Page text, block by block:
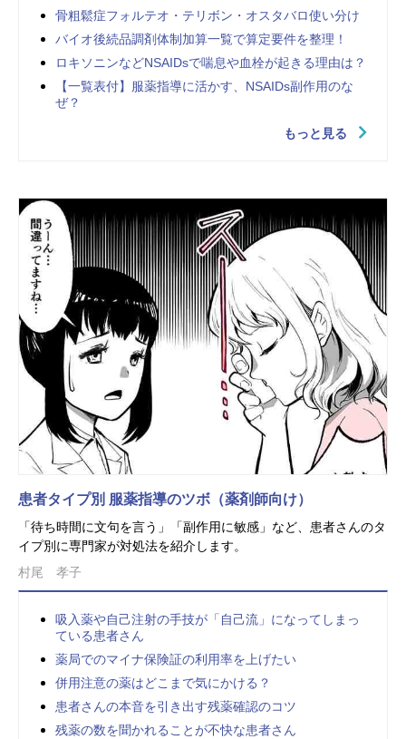
骨粗鬆症フォルテオ・テリボン・オスタバロ使い分け
バイオ後続品調剤体制加算一覧で算定要件を整理！
ロキソニンなどNSAIDsで喘息や血栓が起きる理由は？
【一覧表付】服薬指導に活かす、NSAIDs副作用のな
ぜ？
もっと見る
患者タイプ別 服薬指導のツボ（薬剤師向け）
「待ち時間に文句を言う」「副作用に敏感」など、患者さんのタ
イプ別に専門家が対処法を紹介します。
村尾 孝子
吸入薬や自己注射の手技が「自己流」になってしまっ
ている患者さん
薬局でのマイナ保険証の利用率を上げたい
併用注意の薬はどこまで気にかける？
患者さんの本音を引き出す残薬確認のコツ
残薬の数を聞かれることが不快な患者さん